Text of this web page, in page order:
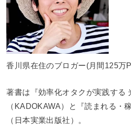
香川県在住のブロガー(月間125万
著書は『効率化オタクが実践する
（KADOKAWA）と『読まれる・
（日本実業出版社）。